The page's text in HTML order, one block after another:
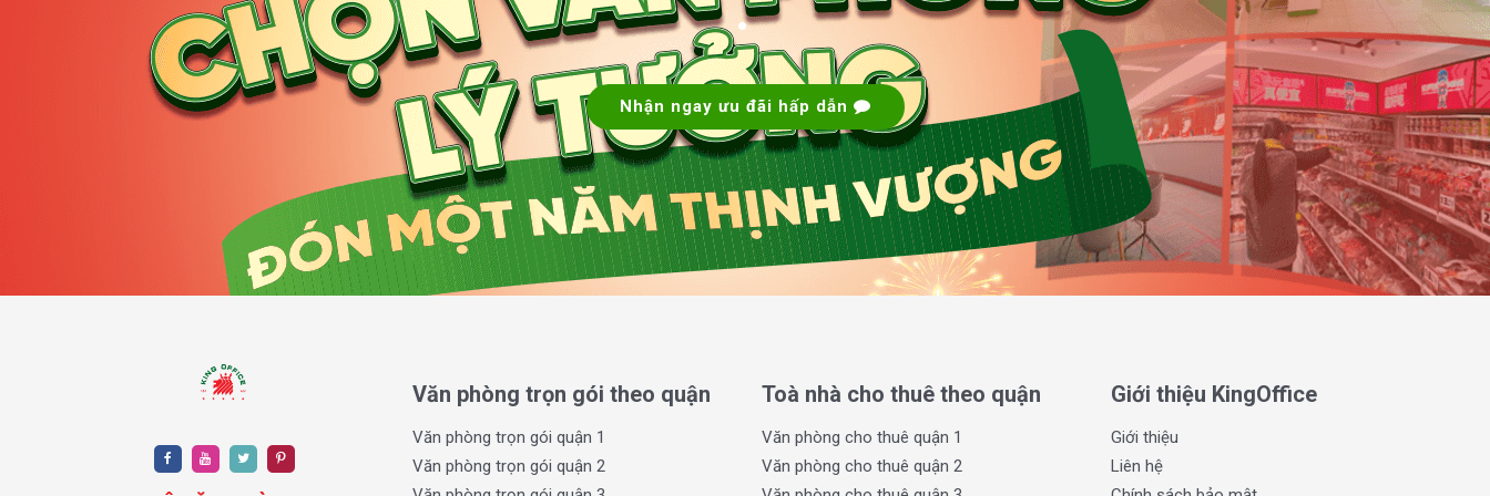
Trang thiết bị tại văn phòng TP Office Building
Với thiết kế hiện đại, tòa nhà sử dụng các vật liệu cao cấp, mang lại không gian làm việc sáng tạo
và chuyên nghiệp. Tòa nhà được trang bị các thiết bị tiện nghi như hệ thống máy lạnh âm trần, hệ
thống PCCC đạt chuẩn và camera giám sát 24/24, giúp đảm bảo an ninh và sự thoải mái tối đa cho
khách thuê. Đặc biệt, TP Office Building còn sở hữu hệ thống thang máy tiện lợi giúp việc di chuyển
Không gian bên ngoài và bên trong tòa nhà được thiết kế tối ưu, mang đến sự thoải mái và tạo cảm
giác dễ chịu cho những người làm việc tại đây. Các cửa sổ rộng mở giúp ánh sáng tự nhiên dễ dàng
III. Dịch vụ và trang thiết bị tại văn phòng TP Office Building
Nhận ngay ưu đãi hấp dẫn
Văn phòng trọn gói theo quận
Văn phòng trọn gói quận 1
Văn phòng trọn gói quận 2
Toà nhà cho thuê theo quận
Văn phòng cho thuê quận 1
Văn phòng cho thuê quận 2
Giới thiệu KingOffice
Giới thiệu
Liên hệ